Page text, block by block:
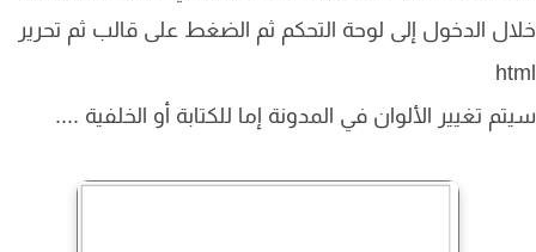
الدخول إلى لوحة التحكم ثم الضغط على قالب ثم تحرير
تغيير الألوان في المدونة إما للكتابة أو الخلفية ....